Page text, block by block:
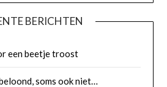
BERICHTEN
een beetje troost
soms ook niet…